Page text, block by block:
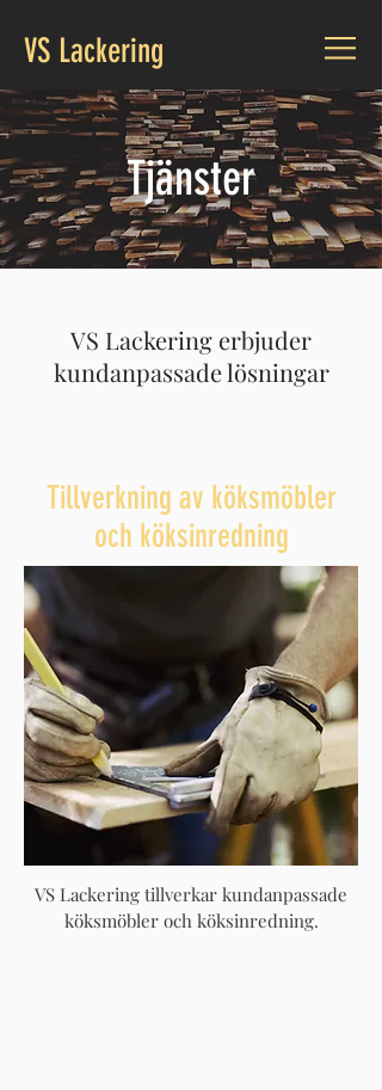
VS Lackering
Tjänster
VS Lackering erbjuder
kundanpassade lösningar
Tillverkning av köksmöbler
och köksinredning
VS Lackering tillverkar kundanpassade
köksmöbler och köksinredning.